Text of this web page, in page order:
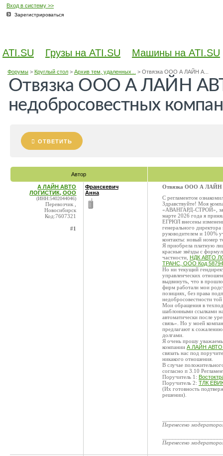
Вход в систему >>
Зарегистрироваться
ATI.SU Грузы на ATI.SU Машины на ATI.SU
Форумы> Круглый стол> Архив тем, удаленных... > Отвязка ООО А ЛАЙН А...
Отвязка ООО А ЛАЙН
недобросовестных
ОТВЕТИТЬ
Автор
А ЛАЙН АВТО
ЛОГИСТИК, ООО
(ИНН:5402044046)
Перевозчик ,
Новосибирск
Код:7607321
#1
Франскевич
Анна
Отвязка ООО А ЛАЙН
С регламентом
Здравствуйте! Моя
«АВАНГАРД-СТРОЙ»,
марте 2026 года я
ЕГРЮЛ внесены
генерального
руководителем и 100%
контакты: новый номер
Я приобрела платную
красные звёзды с
частности, НДК АВТО
ТРАНС, ООО Код
Но ни текущий
управленческих
выдвинуть, что в
фирм работали мои
позициях, без права
недобросовестности
Мои обращения в
шаблонными ссылками на
автоматически после
связь». Но у моей
предлагают к
долгами.
Я очень прошу
компании А ЛАЙН АВТО
связать нас под
никакого отношения.
В случае
согласно п 3.10
Поручитель 1:
Поручитель 2: ТЛК
(Их готовность
решении).
Перенесено
Перенесено